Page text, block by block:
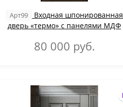
Арт99
Входная шпонированная
дверь «термо» с панелями МДФ
80 000 руб.